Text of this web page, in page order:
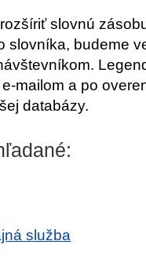
slovnú
slovníka, budeme
mailom a po
databázy.
služba